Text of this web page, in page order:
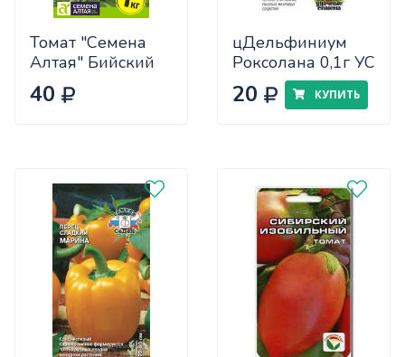
Томат "Семена
Алтая" Бийский
Розан 0,05
40
цДельфиниум
Роксолана 0,1г УС
20 КУПИТЬ